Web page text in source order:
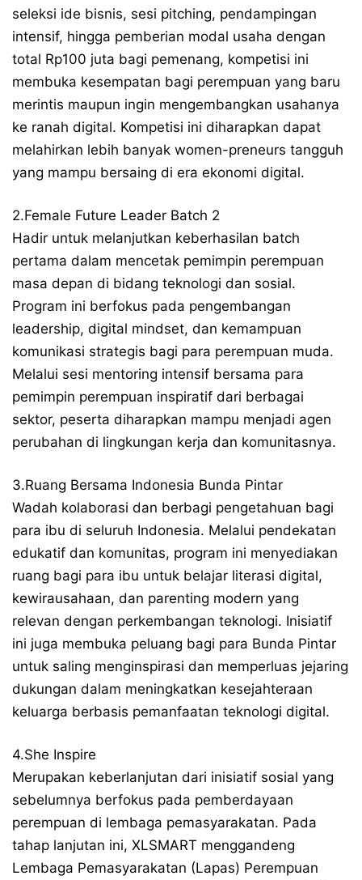
seleksi ide bisnis, sesi pitching, pendampingan
intensif, hingga pemberian modal usaha dengan
total Rp100 juta bagi pemenang, kompetisi ini
membuka kesempatan bagi perempuan yang baru
merintis maupun ingin mengembangkan usahanya
ke ranah digital. Kompetisi ini diharapkan dapat
melahirkan lebih banyak women-preneurs tangguh
yang mampu bersaing di era ekonomi digital.
2.Female Future Leader Batch 2
Hadir untuk melanjutkan keberhasilan batch
pertama dalam mencetak pemimpin perempuan
masa depan di bidang teknologi dan sosial.
Program ini berfokus pada pengembangan
leadership, digital mindset, dan kemampuan
komunikasi strategis bagi para perempuan muda.
Melalui sesi mentoring intensif bersama para
pemimpin perempuan inspiratif dari berbagai
sektor, peserta diharapkan mampu menjadi agen
perubahan di lingkungan kerja dan komunitasnya.
3.Ruang Bersama Indonesia Bunda Pintar
Wadah kolaborasi dan berbagi pengetahuan bagi
para ibu di seluruh Indonesia. Melalui pendekatan
edukatif dan komunitas, program ini menyediakan
ruang bagi para ibu untuk belajar literasi digital,
kewirausahaan, dan parenting modern yang
relevan dengan perkembangan teknologi. Inisiatif
ini juga membuka peluang bagi para Bunda Pintar
untuk saling menginspirasi dan memperluas jejaring
dukungan dalam meningkatkan kesejahteraan
keluarga berbasis pemanfaatan teknologi digital.
4.She Inspire
Merupakan keberlanjutan dari inisiatif sosial yang
sebelumnya berfokus pada pemberdayaan
perempuan di lembaga pemasyarakatan. Pada
tahap lanjutan ini, XLSMART menggandeng
Lembaga Pemasyarakatan (Lapas) Perempuan